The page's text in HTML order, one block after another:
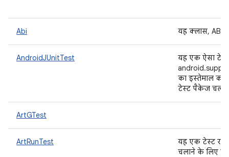
Abi यह क्लास, ABI
AndroidJUnitTest
यह एक ऐसा
का इस्तेमाल
टेस्ट पैकेज
ArtGTest
ArtRunTest
यह एक टेस्ट
चलाने के लिए